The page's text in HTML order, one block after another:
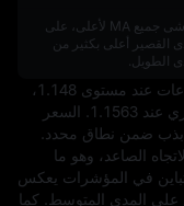
تتماشى جميع MA لأعلى، على
القصير أعلى بكثير من
الطويل.